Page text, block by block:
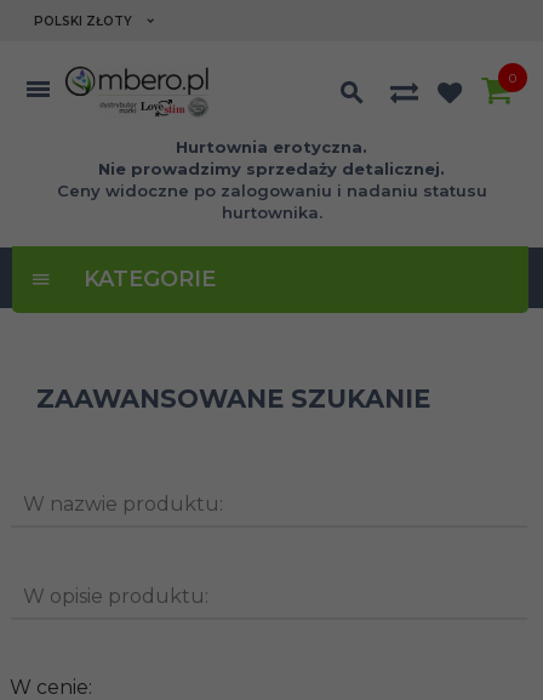
currency_h
POLSKI ZŁOTY
Hurtownia erotyczna.
Nie prowadzimy sprzedaży detalicznej.
Ceny widoczne po zalogowaniu i nadaniu statusu
hurtownika.
0
KATEGORIE
ZAAWANSOWANE SZUKANIE
W nazwie produktu:
W opisie produktu:
W cenie: